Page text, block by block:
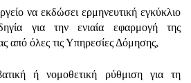
να εκδώσει ερμηνευτική εγκύκλιο
για την ενιαία εφαρμογή της
από όλες τις Υπηρεσίες Δόμησης,
ή νομοθετική ρύθμιση για τη